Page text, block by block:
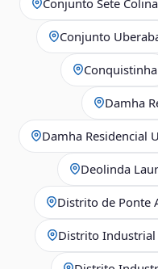
Conjunto
Conquistinha
Damha
Damha Residencial
Deolinda
Distrito de Ponte
Distrito